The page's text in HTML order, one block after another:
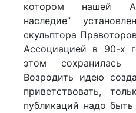
котором нашей
наследие”
скульптора
Ассоциацией в 90-х
этом сохранилась
Возродить идею
приветствовать,
публикаций надо